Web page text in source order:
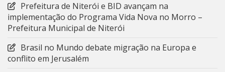
Prefeitura de Niterói e BID avançam na
implementação do Programa Vida Nova no Morro –
Prefeitura Municipal de Niterói
Brasil no Mundo debate migração na Europa e
conflito em Jerusalém